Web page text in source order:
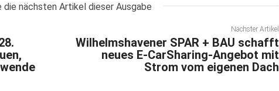
die nächsten Artikel dieser Ausgabe
Nächster Artikel
Wilhelmshavener SPAR + BAU schafft
neues E-CarSharing-Angebot mit
Strom vom eigenen Dach